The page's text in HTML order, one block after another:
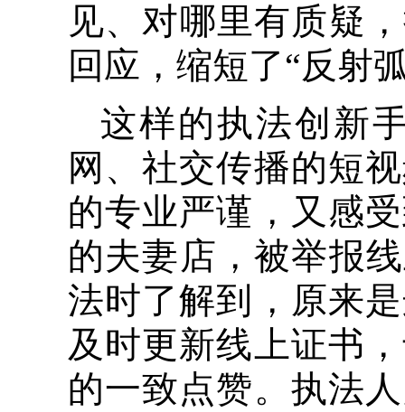
见、对哪里有质疑
回应，缩短了“反射
这样的执法创新
网、社交传播的短
的专业严谨，又感
的夫妻店，被举报
法时了解到，原来
及时更新线上证书
的一致点赞。执法